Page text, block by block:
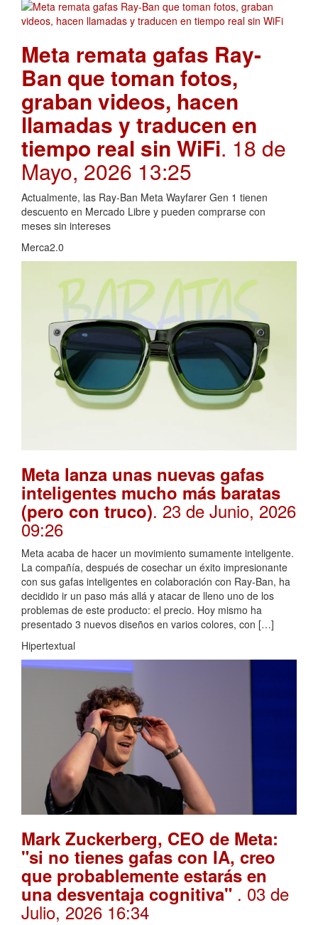
Meta remata gafas Ray-
Ban que toman fotos,
graban videos, hacen
llamadas y traducen en
tiempo real sin WiFi. 18 de
Mayo, 2026 13:25
Actualmente, las Ray-Ban Meta Wayfarer Gen 1 tienen
descuento en Mercado Libre y pueden comprarse con
meses sin intereses
Merca2.0
Meta lanza unas nuevas gafas
inteligentes mucho más baratas
(pero con truco). 23 de Junio, 2026
09:26
Meta acaba de hacer un movimiento sumamente inteligente.
La compañía, después de cosechar un éxito impresionante
con sus gafas inteligentes en colaboración con Ray-Ban, ha
decidido ir un paso más allá y atacar de lleno uno de los
problemas de este producto: el precio. Hoy mismo ha
presentado 3 nuevos diseños en varios colores, con […]
Hipertextual
Mark Zuckerberg, CEO de Meta:
"si no tienes gafas con IA, creo
que probablemente estarás en
una desventaja cognitiva" . 03 de
Julio, 2026 16:34